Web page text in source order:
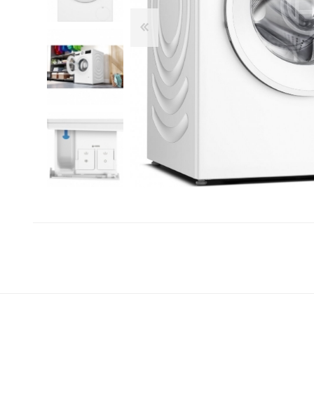
Dulkių siurbliai
Belaidžiai dulkių siurbliai-
šluotos
Siurbliai robotai
Dulkių siurbliai klasikiniai
Šaldytuvai ir šaldikliai
Laisvai pastatomi
šaldytuvai
Įmontuojami šaldytuvai
Priežiūros priemonės ir
priedai
Kepsninių priedai
Kamado Bono
Siemens
Silverline
Scanberg